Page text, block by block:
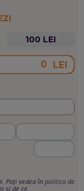
100 LEI
LEI
Poți vedea în politica de
și de ce.